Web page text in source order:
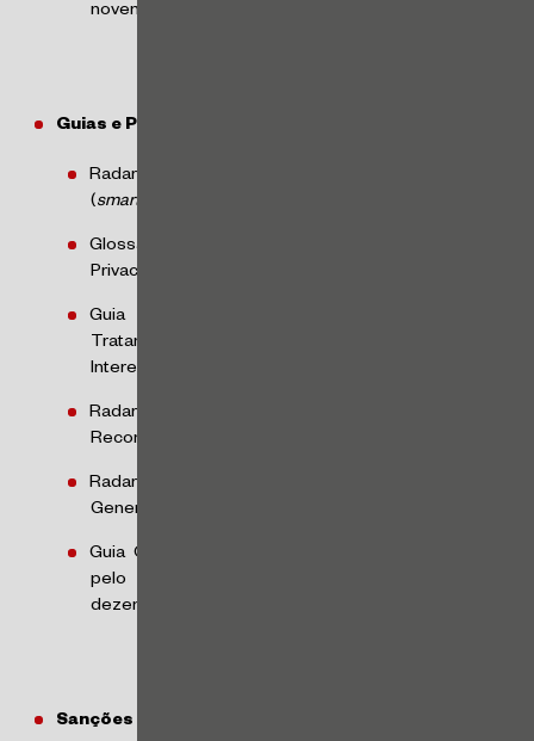
novembro/2024
Guias e Publicações:
Radar Tecnológico
(smart cities
Glossário de Proteção de Dados Pessoais e
Privacidade – janeiro/2024
Guia Orientativo das Hipóteses Legais de
Tratamento de Dados Pessoais sobre o Legítimo
Interesse – fevereiro/2024
Radar Tecnológico sobre Biometria e
Reconhecimento Facial – junho/2024
Radar Tecnológico sobre Inteligência Artificial
Generativa – novembro/2024
Guia Orientativo sobre a Atuação do Encarregado
pelo Tratamento de Dados Pessoais –
dezembro/2024
Sanções Administrativas Aplicadas pela ANPD: